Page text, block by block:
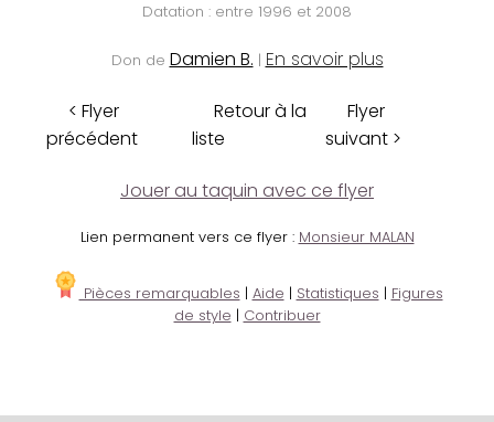
Datation : entre 1996 et 2008
Don de Damien B. | En savoir plus
< Flyer
précédent
Retour à la
liste
Flyer
suivant >
Jouer au taquin avec ce flyer
Lien permanent vers ce flyer : Monsieur MALAN
Pièces remarquables | Aide | Statistiques | Figures
de style | Contribuer